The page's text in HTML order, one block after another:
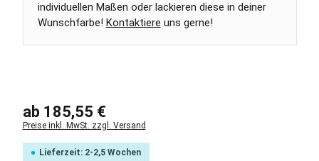
Regulärer Preis:
ab 185,55 €
Preise inkl. MwSt. zzgl. Versand
Lieferzeit: 2-2,5 Wochen
individuellen Maßen oder lackieren diese in deiner
Wunschfarbe! Kontaktiere uns gerne!